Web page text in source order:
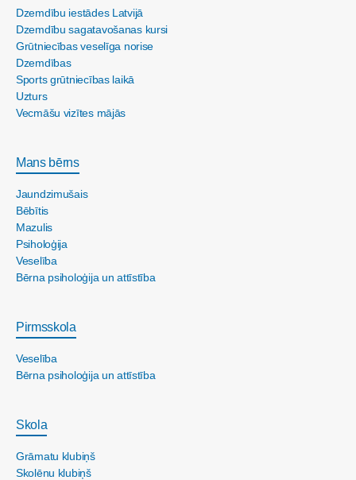
Dzemdību iestādes Latvijā
Dzemdību sagatavošanas kursi
Grūtniecības veselīga norise
Dzemdības
Sports grūtniecības laikā
Uzturs
Vecmāšu vizītes mājās
Mans bērns
Jaundzimušais
Bēbītis
Mazulis
Psiholoģija
Veselība
Bērna psiholoģija un attīstība
Pirmsskola
Veselība
Bērna psiholoģija un attīstība
Skola
Grāmatu klubiņš
Skolēnu klubiņš